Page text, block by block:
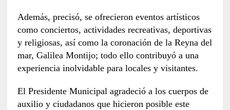
Además, precisó, se ofrecieron eventos artísticos
como conciertos, actividades recreativas, deportivas
y religiosas, así como la coronación de la Reyna del
mar, Galilea Montijo; todo ello contribuyó a una
experiencia inolvidable para locales y visitantes.
El Presidente Municipal agradeció a los cuerpos de
auxilio y ciudadanos que hicieron posible este